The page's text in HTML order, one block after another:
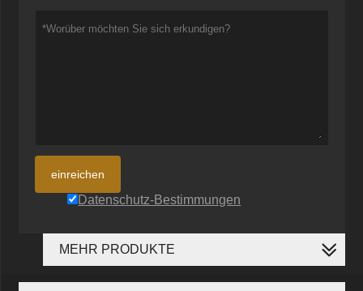
einreichen
Datenschutz-Bestimmungen
MEHR PRODUKTE